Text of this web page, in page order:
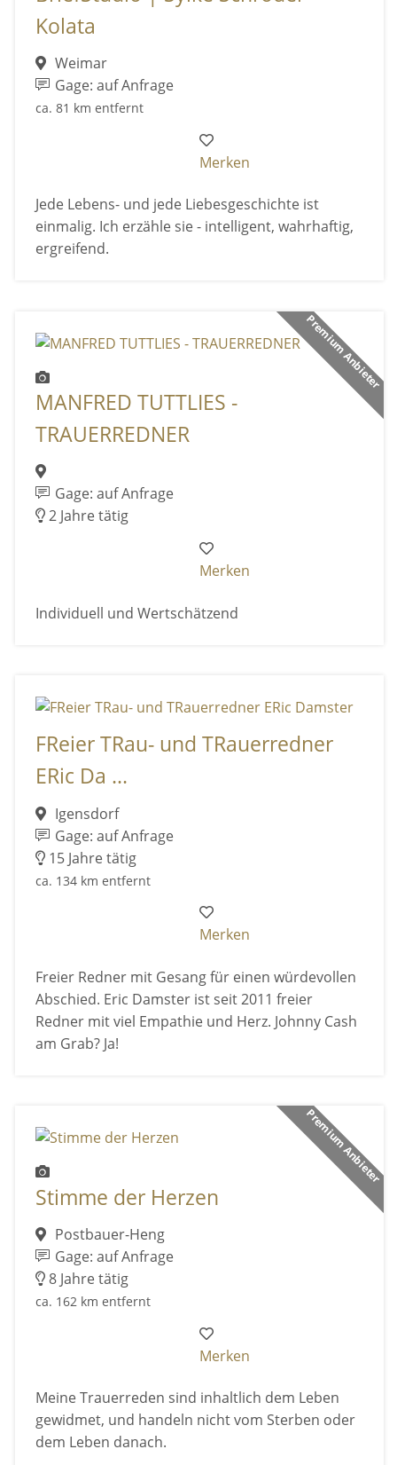
Kolata
Weimar
Gage: auf Anfrage
ca. 81 km entfernt
Merken
Jede Lebens- und jede Liebesgeschichte ist
einmalig. Ich erzähle sie - intelligent, wahrhaftig,
ergreifend.
Premium Anbieter
MANFRED TUTTLIES -
TRAUERREDNER
Gage: auf Anfrage
2 Jahre tätig
Merken
Individuell und Wertschätzend
FReier TRau- und TRauerredner
ERic Da ...
Igensdorf
Gage: auf Anfrage
15 Jahre tätig
ca. 134 km entfernt
Merken
Freier Redner mit Gesang für einen würdevollen
Abschied. Eric Damster ist seit 2011 freier
Redner mit viel Empathie und Herz. Johnny Cash
am Grab? Ja!
Premium Anbieter
Stimme der Herzen
Postbauer-Heng
Gage: auf Anfrage
8 Jahre tätig
ca. 162 km entfernt
Merken
Meine Trauerreden sind inhaltlich dem Leben
gewidmet, und handeln nicht vom Sterben oder
dem Leben danach.